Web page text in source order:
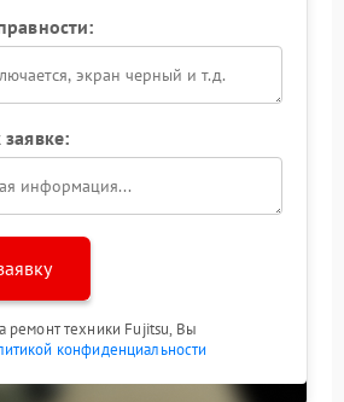
ремонт техники Fujitsu, Вы
конфиденциальности